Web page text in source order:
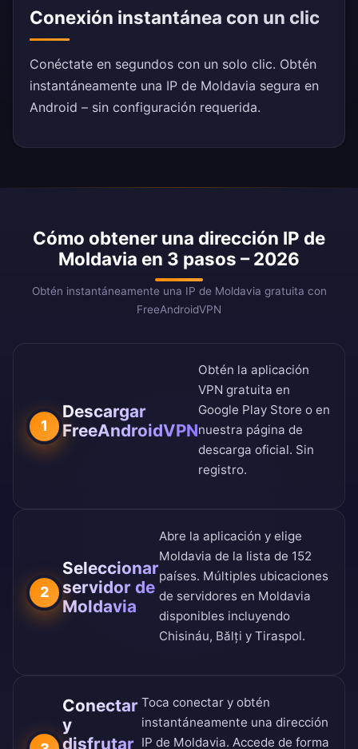
Conexión instantánea con un clic
Conéctate en segundos con un solo clic. Obtén
instantáneamente una IP de Moldavia segura en
Android – sin configuración requerida.
Cómo obtener una dirección IP de
Moldavia en 3 pasos – 2026
Obtén instantáneamente una IP de Moldavia gratuita con
FreeAndroidVPN
1
Descargar
FreeAndroidVPN
Obtén la aplicación
VPN gratuita en
Google Play Store o en
nuestra página de
descarga oficial. Sin
registro.
2
Seleccionar
servidor de
Moldavia
Abre la aplicación y elige
Moldavia de la lista de 152
países. Múltiples ubicaciones
de servidores en Moldavia
disponibles incluyendo
Chisináu, Bălți y Tiraspol.
Conectar
y
disfrutar
Toca conectar y obtén
instantáneamente una dirección
IP de Moldavia. Accede de forma